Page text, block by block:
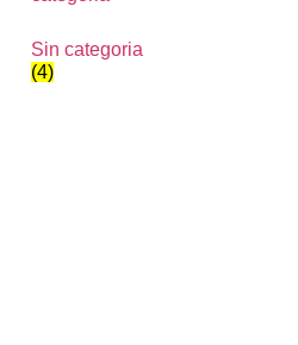
Sin categoria
(4)